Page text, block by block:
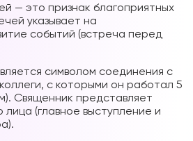
— это признак благоприятных
указывает на
событий (встреча перед
символом соединения с
с которыми он работал 5
Священник представляет
(главное выступление и